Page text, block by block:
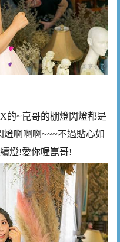
的~崑哥的棚燈閃燈都是
啊啊啊~~~不過貼心如
燈!愛你喔崑哥!